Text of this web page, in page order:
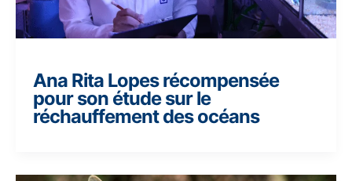
Ana Rita Lopes récompensée
pour son étude sur le
réchauffement des océans